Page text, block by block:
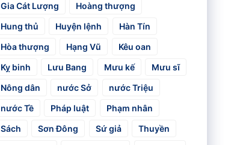
Gia Cát Lượng
Hoàng thượng
Hung thủ
Huyện lệnh
Hàn Tín
Hòa thượng
Hạng Vũ
Kêu oan
Kỵ binh
Lưu Bang Mưu kế
Mưu sĩ
Nông dân
nước Sở
nước Triệu
nước Tề
Pháp luật
Phạm nhân
Sách
Sơn Đông Sứ giả
Thuyền